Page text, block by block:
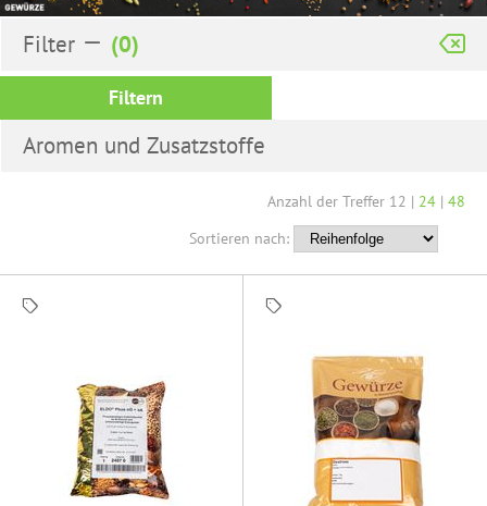
Filter
Filtern
Aromen und Zusatzstoffe
Anzahl der Treffer 12 | 24 | 48
Sortieren nach: